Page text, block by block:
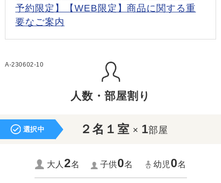
予約限定】【WEB限定】商品に関する重
要なご案内
A-230602-10
人数・部屋割り
選択中 ２名１室 × 1部屋
大人2名 子供0名 幼児0名